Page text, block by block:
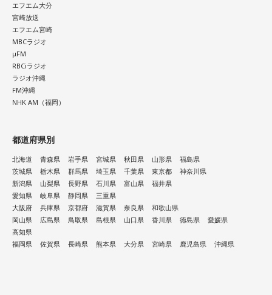
エフエム大分
宮崎放送
エフエム宮崎
MBCラジオ
μFM
RBCiラジオ
ラジオ沖縄
FM沖縄
NHK AM（福岡）
都道府県別
北海道 青森県 岩手県 宮城県 秋田県 山形県
福島県
茨城県
栃木県 群馬県 埼玉県 千葉県 東京都
神奈川県
新潟県
山梨県 長野県 石川県 富山県
福井県
愛知県
岐阜県 静岡県
三重県
大阪府
兵庫県 京都府 滋賀県 奈良県
和歌山県
岡山県
広島県 鳥取県 島根県 山口県 香川県 徳島県
愛媛県
高知県
福岡県
佐賀県 長崎県 熊本県 大分県 宮崎県 鹿児島県 沖縄県